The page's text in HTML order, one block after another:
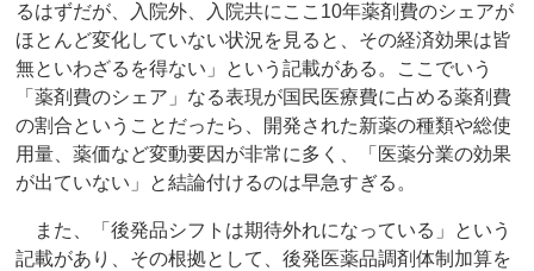
るはずだが、入院外、入院共にここ10年薬剤費のシェアが
ほとんど変化していない状況を見ると、その経済効果は皆
無といわざるを得ない」という記載がある。ここでいう
「薬剤費のシェア」なる表現が国民医療費に占める薬剤費
の割合ということだったら、開発された新薬の種類や総使
用量、薬価など変動要因が非常に多く、「医薬分業の効果
が出ていない」と結論付けるのは早急すぎる。
また、「後発品シフトは期待外れになっている」という
記載があり、その根拠として、後発医薬品調剤体制加算を